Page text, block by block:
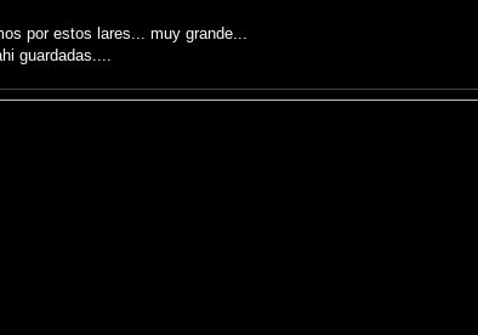
por estos lares... muy grande...
guardadas....